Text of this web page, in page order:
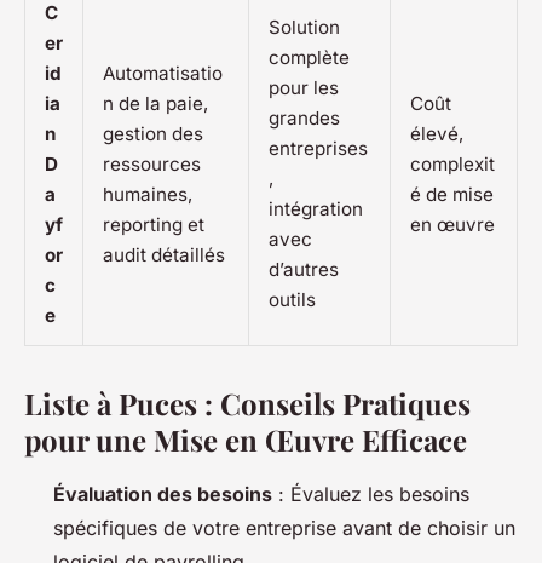
C
er
id
ia
n
D
a
yf
or
c
e
Automatisatio
n de la paie,
gestion des
ressources
humaines,
reporting et
audit détaillés
Solution
complète
pour les
grandes
entreprises
,
intégration
avec
d’autres
outils
Coût
élevé,
complexit
é de mise
en œuvre
Liste à Puces : Conseils Pratiques
pour une Mise en Œuvre Efficace
Évaluation des besoins : Évaluez les besoins
spécifiques de votre entreprise avant de choisir un